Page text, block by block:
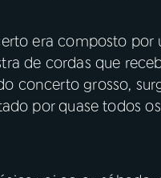
era composto
de cordas que
concerto grosso,
por quase todos